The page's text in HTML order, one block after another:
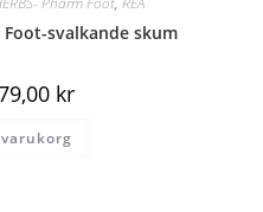
Foot-svalkande skum
kr